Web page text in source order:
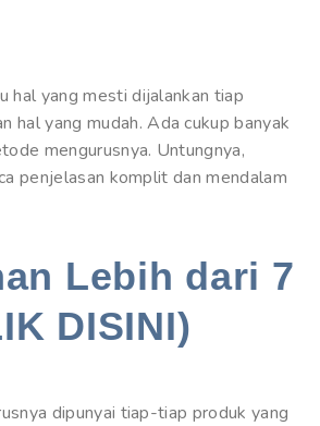
hal yang mesti dijalankan tiap
hal yang mudah. Ada cukup banyak
mengurusnya. Untungnya,
penjelasan komplit dan mendalam
Lebih dari 7
DISINI)
dipunyai tiap-tiap produk yang